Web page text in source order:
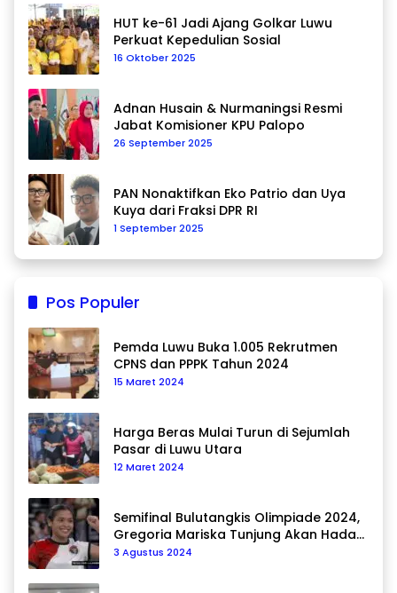
HUT ke-61 Jadi Ajang Golkar Luwu
Perkuat Kepedulian Sosial
16 Oktober 2025
Adnan Husain & Nurmaningsi Resmi
Jabat Komisioner KPU Palopo
26 September 2025
PAN Nonaktifkan Eko Patrio dan Uya
Kuya dari Fraksi DPR RI
1 September 2025
Pos Populer
Pemda Luwu Buka 1.005 Rekrutmen
CPNS dan PPPK Tahun 2024
15 Maret 2024
Harga Beras Mulai Turun di Sejumlah
Pasar di Luwu Utara
12 Maret 2024
Semifinal Bulutangkis Olimpiade 2024,
Gregoria Mariska Tunjung Akan Hadapi
Pemain Asal Korea Selatan
3 Agustus 2024